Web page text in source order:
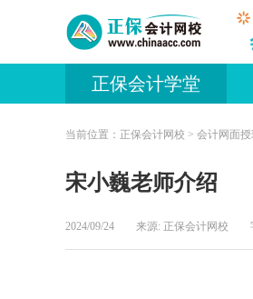
正保会计学堂
当前位置： 正保会计网校 > 会计网面
宋小巍老师介绍
2024/09/24 来源: 正保会计网校 字